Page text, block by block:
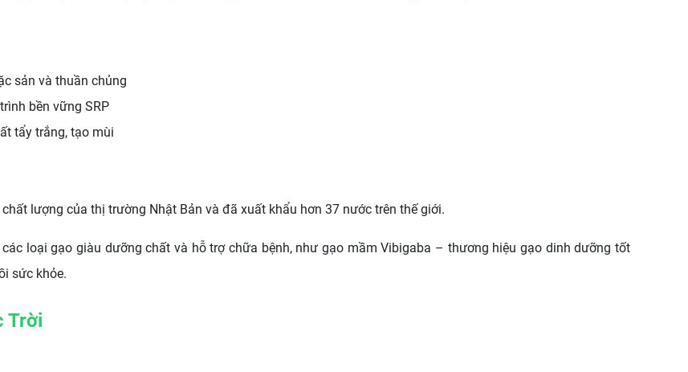
sản và thuần chủng
bền vững SRP
tẩy trắng, tạo mùi
lượng của thị trường Nhật Bản và đã xuất khẩu hơn 37 nước trên thế giới.
loại gạo giàu dưỡng chất và hỗ trợ chữa bệnh, như gạo mầm Vibigaba – thương hiệu gạo dinh dưỡng tốt
sức khỏe.
Trời